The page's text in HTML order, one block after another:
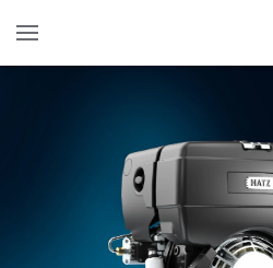
Skip to main content